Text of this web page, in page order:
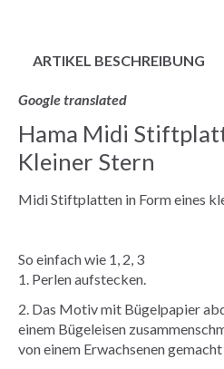
ARTIKEL BESCHREIBUNG
Google translated
Hama Midi
Kleiner Stern
Midi Stiftplatten in Form eines
So einfach wie 1, 2, 3
1. Perlen aufstecken.
2. Das Motiv mit Bügelpapier
einem Bügeleisen
von einem Erwachsenen